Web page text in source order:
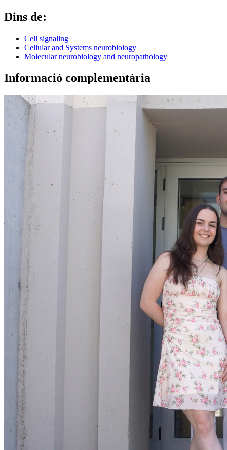
Dins de:
Cell signaling
Cellular and Systems neurobiology
Molecular neurobiology and neuropathology
Informació complementària